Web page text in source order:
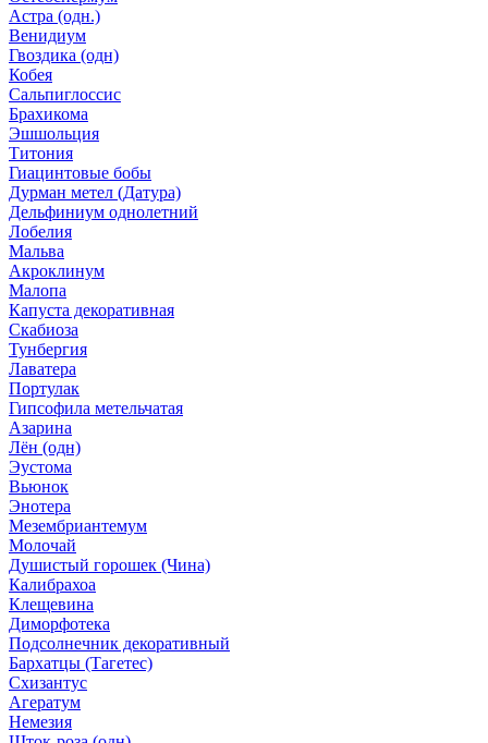
Астра (одн.)
Венидиум
Гвоздика (одн)
Кобея
Сальпиглоссис
Брахикома
Эшшольция
Титония
Гиацинтовые бобы
Дурман метел (Датура)
Дельфиниум однолетний
Лобелия
Мальва
Акроклинум
Малопа
Капуста декоративная
Скабиоза
Тунбергия
Лаватера
Портулак
Гипсофила метельчатая
Азарина
Лён (одн)
Эустома
Вьюнок
Энотера
Мезембриантемум
Молочай
Душистый горошек (Чина)
Калибрахоа
Клещевина
Диморфотека
Подсолнечник декоративный
Бархатцы (Тагетес)
Схизантус
Агератум
Немезия